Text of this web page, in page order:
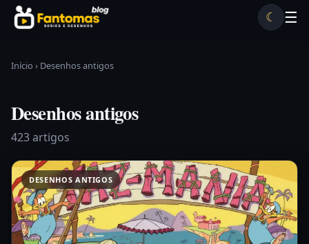
Pular para o conteúdo
☰
☾
Início › Desenhos antigos
Desenhos antigos
423 artigos
DESENHOS ANTIGOS